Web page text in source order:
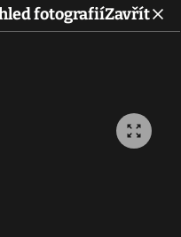
fotografiíZavřít